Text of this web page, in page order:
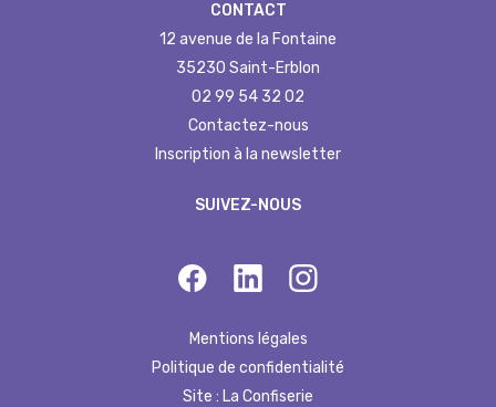
CONTACT
12 avenue de la Fontaine
35230 Saint-Erblon
02 99 54 32 02
Contactez-nous
Inscription à la newsletter
SUIVEZ-NOUS
Mentions légales
Politique de confidentialité
Site : La Confiserie